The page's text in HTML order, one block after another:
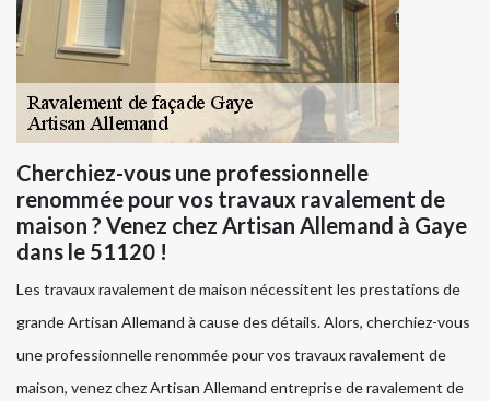
Cherchiez-vous une professionnelle
renommée pour vos travaux ravalement de
maison ? Venez chez Artisan Allemand à Gaye
dans le 51120 !
Les travaux ravalement de maison nécessitent les prestations de
grande Artisan Allemand à cause des détails. Alors, cherchiez-vous
une professionnelle renommée pour vos travaux ravalement de
maison, venez chez Artisan Allemand entreprise de ravalement de